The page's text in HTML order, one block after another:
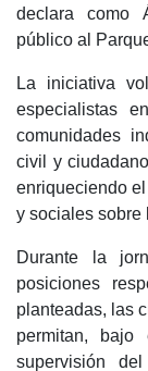
declara como
público al
La iniciativa
especialistas
comunidades
civil y
enriqueciendo
y sociales sobre
Durante la
posiciones
planteadas, las
permitan, bajo
supervisión